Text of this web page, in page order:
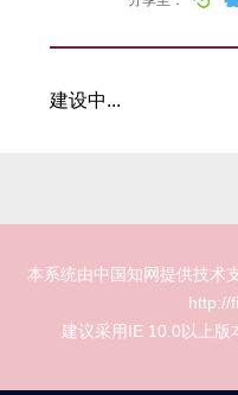
建设中...
本系统由中国知网提供技术
http://
建议采用IE 10.0以上版